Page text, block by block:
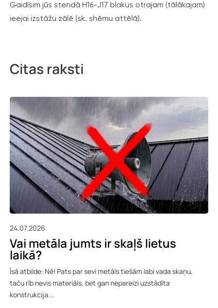
Gaidīsim jūs stendā H16-J17 blakus otrajam (tālākajam)
ieejai izstāžu zālē (sk. shēmu attēlā).
Citas raksti
24.07.2026
Vai metāla jumts ir skaļš lietus
laikā?
Īsā atbilde: Nē! Pats par sevi metāls tiešām labi vada skaņu,
taču rīb nevis materiāls, bet gan nepareizi uzstādīta
konstrukcija.…